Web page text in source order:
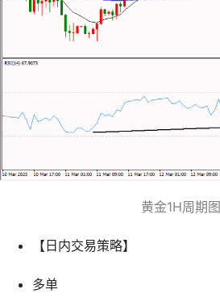
黄金1H周期图
【日内交易策略】
多单